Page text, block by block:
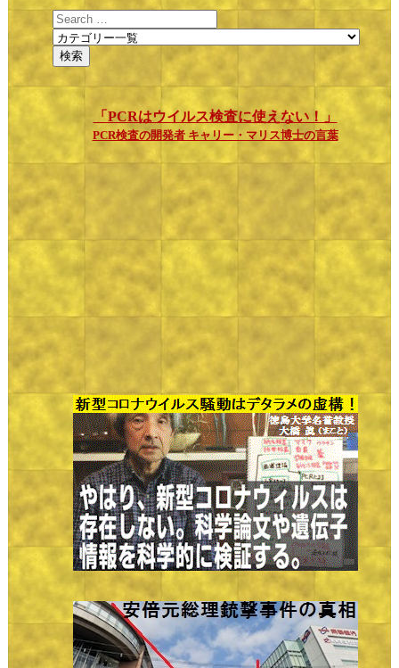
「PCRはウイルス検査に使えない！」
PCR検査の開発者 キャリー・マリス博士の言葉